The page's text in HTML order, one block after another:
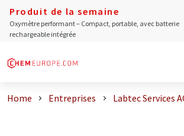
Produit de la semaine
Oxymètre performant – Compact, portable, avec batterie
rechargeable intégrée
Home Entreprises Labtec Services